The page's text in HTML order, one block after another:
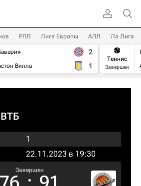
РПЛ Лига Европы АПЛ Ла Лига
Вилла
2
1
Теннис
Завершен
1
22.11.2023 в 19:30
Завершен